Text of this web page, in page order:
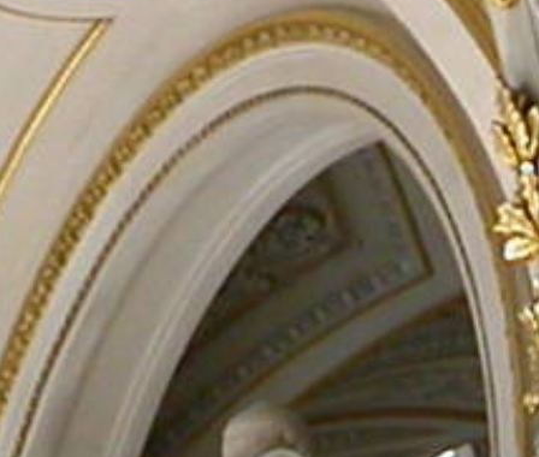
Rechercher